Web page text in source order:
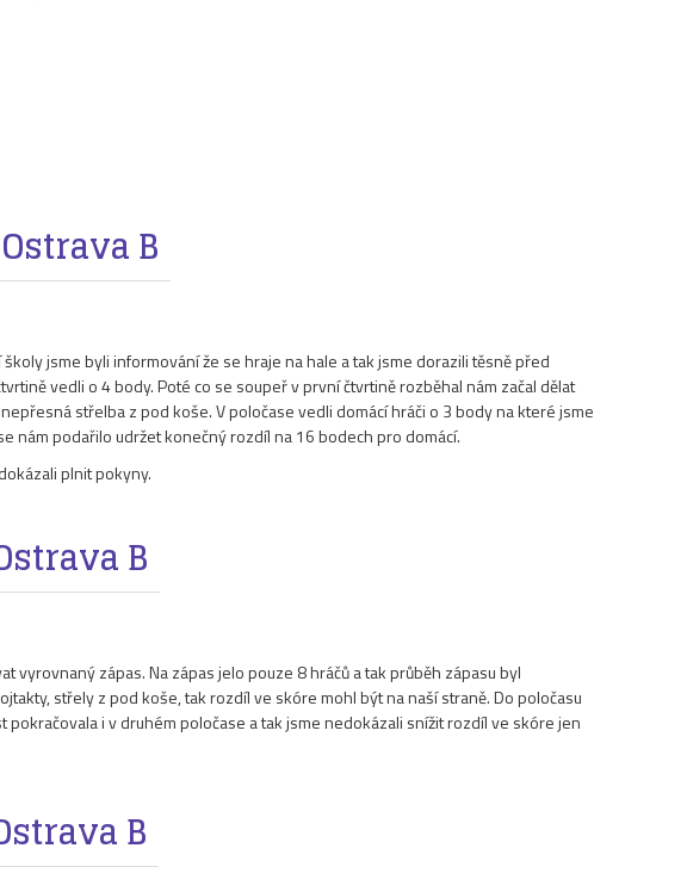
B
jsme byli informování že se hraje na hale a tak jsme dorazili těsně před
vedli o 4 body. Poté co se soupeř v první čtvrtině rozběhal nám začal dělat
střelba z pod koše. V poločase vedli domácí hráči o 3 body na které jsme
nám podařilo udržet konečný rozdíl na 16 bodech pro domácí.
plnit pokyny.
B
vyrovnaný zápas. Na zápas jelo pouze 8 hráčů a tak průběh zápasu byl
střely z pod koše, tak rozdíl ve skóre mohl být na naší straně. Do poločasu
i v druhém poločase a tak jsme nedokázali snížit rozdíl ve skóre jen
B